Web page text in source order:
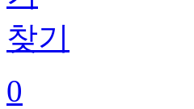
0